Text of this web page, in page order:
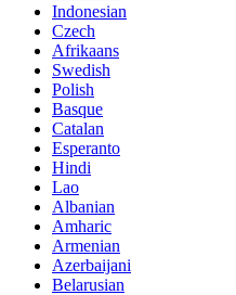
Indonesian
Czech
Afrikaans
Swedish
Polish
Basque
Catalan
Esperanto
Hindi
Lao
Albanian
Amharic
Armenian
Azerbaijani
Belarusian